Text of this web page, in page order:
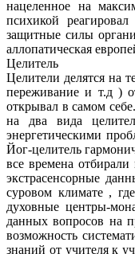
нацеленное на
психикой
защитные силы
аллопатическая
Целитель
Целители делятся на
переживание и т.д )
открывал в самом
на два вида
энергетическими
Йог-целитель
все времена
экстрасенсорные
суровом климате ,
духовные центры-
данных вопросов на
возможность
знаний от учителя к